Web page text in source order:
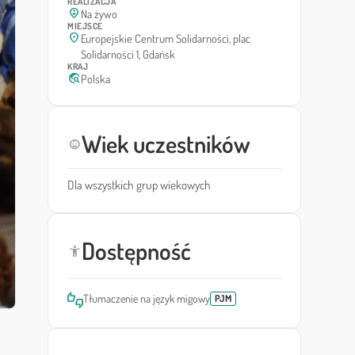
person_pin_circle Na żywo
MIEJSCE
location_on Europejskie Centrum Solidarności, plac
Solidarności 1, Gdańsk
KRAJ
travel_explorePolska
child_careWiek uczestników
Dla wszystkich grup wiekowych
accessibility_newDostępność
thumbs_up_downTłumaczenie na język migowy PJM